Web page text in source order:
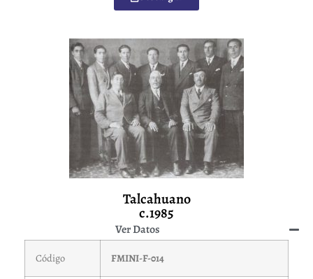
Talcahuano
c.1985
Ver Datos
Código FMINI-F-014